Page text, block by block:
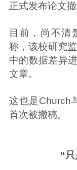
正式发布论文撤
目前，尚不清
称，该校研究
中的数据差异
文章。
这也是Church
首次被撤稿。
“